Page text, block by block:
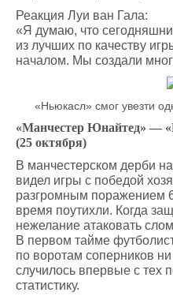
Реакция Луи ван Гала:
«Я думаю, что
из лучших по качеству
началом. Мы создали
«Ньюкасл» смог увезти
«Манчестер Юнайтед» —
(25 октября)
В манчестерском дерби
видел игры с победой
разгромным поражением
время поутихли. Когда
нежелание атаковать
В первом тайме
по воротам соперников
случилось впервые с тех
статистику.